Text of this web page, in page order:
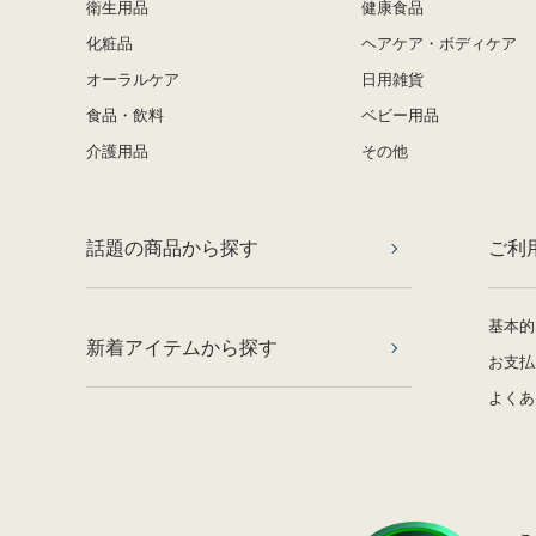
衛生用品
健康食品
化粧品
ヘアケア・ボディケア
オーラルケア
日用雑貨
食品・飲料
ベビー用品
介護用品
その他
話題の商品から探す
新着アイテムから探す
ご利
基本
お支
よく